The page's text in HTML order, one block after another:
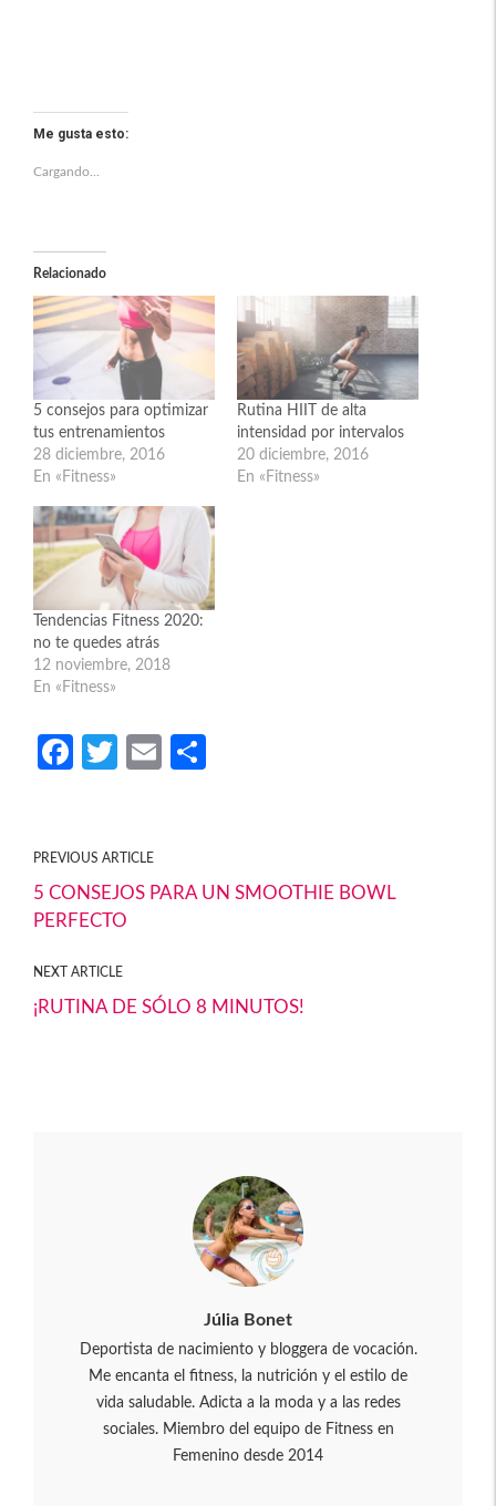
Me gusta esto:
Cargando...
Relacionado
5 consejos para optimizar
tus entrenamientos
28 diciembre, 2016
En «Fitness»
Rutina HIIT de alta
intensidad por intervalos
20 diciembre, 2016
En «Fitness»
Tendencias Fitness 2020:
no te quedes atrás
12 noviembre, 2018
En «Fitness»
Fa
o
o
k
T
er
E
ar
PREVIOUS ARTICLE
5 CONSEJOS PARA UN SMOOTHIE BOWL
PERFECTO
NEXT ARTICLE
¡RUTINA DE SÓLO 8 MINUTOS!
Júlia Bonet
Deportista de nacimiento y bloggera de vocación.
Me encanta el fitness, la nutrición y el estilo de
vida saludable. Adicta a la moda y a las redes
sociales. Miembro del equipo de Fitness en
Femenino desde 2014